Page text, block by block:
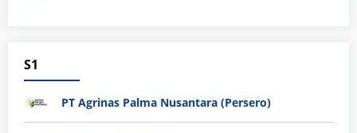
S1
PT Agrinas Palma Nusantara (Persero)